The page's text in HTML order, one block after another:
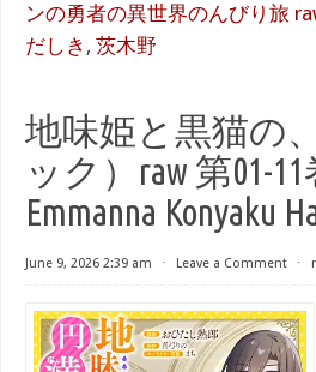
ンの勇者の異世界のんびり旅
だしき , 茨木野
地味姫と黒猫の
ック）raw 第01-11
Emmanna Konyaku
June 9, 2026 2:39 am ⋅ Leave a Comment ⋅